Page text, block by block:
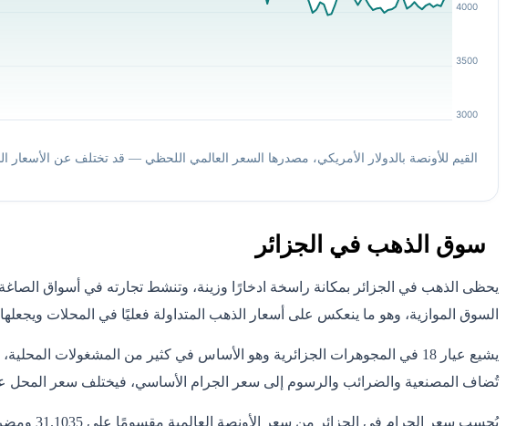
3000
3500
4000
القيم للأونصة بالدولار الأمريكي، مصدرها السعر العالمي اللحظي — قد تختلف عن الأسعار
سوق الذهب في الجزائر
يحظى الذهب في الجزائر بمكانة راسخة ادخارًا وزينة، وتنشط تجارته في أسواق
السوق الموازية، وهو ما ينعكس على أسعار الذهب المتداولة فعليًا في المحلات
تُضاف المصنعية والضرائب والرسوم إلى سعر الجرام الأساسي، فيختلف سعر